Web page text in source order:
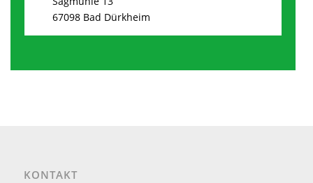
67098 Bad Dürkheim
KONTAKT